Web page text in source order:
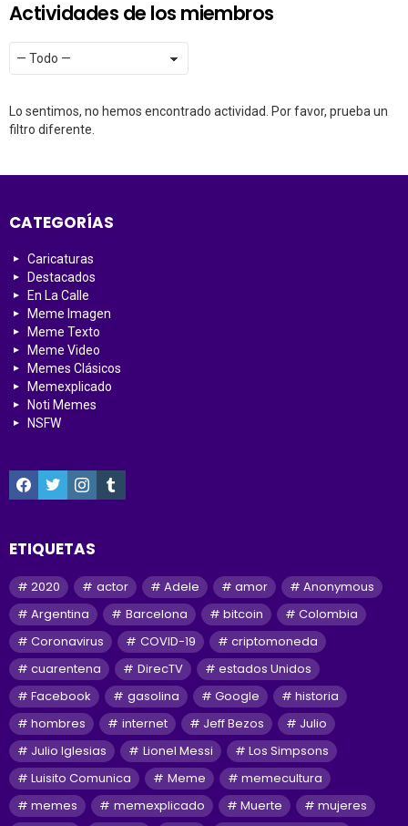
Actividades de los miembros
RSS
Mostrar:
Lo sentimos, no hemos encontrado actividad. Por favor, prueba un
filtro diferente.
CATEGORÍAS
Caricaturas
Destacados
En La Calle
Meme Imagen
Meme Texto
Meme Video
Memes Clásicos
Memexplicado
Noti Memes
NSFW
facebooktwitterinstagramtumblr
ETIQUETAS
2020 actor Adele amor
Anonymous
Argentina
Barcelona bitcoin
Colombia
Coronavirus
COVID-19
criptomoneda
cuarentena
DirecTV
estados Unidos
Facebook
gasolina Google
historia
hombres
internet Jeff Bezos
Julio
Julio Iglesias
Lionel Messi
Los Simpsons
Luisito Comunica
Meme
memecultura
memes
memexplicado Muerte
mujeres